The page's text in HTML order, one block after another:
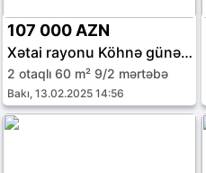
107 000 AZN
Xətai rayonu Köhnə günəşli qəs.
2 otaqlı 60 m² 9/2 mərtəbə
Bakı, 13.02.2025 14:56